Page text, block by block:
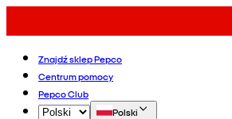
Znajdź sklep Pepco
Centrum pomocy
Pepco Club
Polski